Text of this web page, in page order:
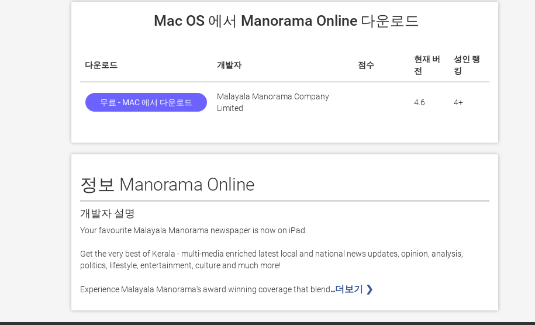
Mac OS 에서 Manorama Online 다운로드
다운로드 개발자 점수
현재 버
전
성인 랭
킹
무료 - MAC 에서 다운로드
Malayala Manorama Company
Limited
4.6 4+
정보 Manorama Online
개발자 설명
Your favourite Malayala Manorama newspaper is now on iPad.
Get the very best of Kerala - multi-media enriched latest local and national news updates, opinion, analysis,
politics, lifestyle, entertainment, culture and much more!
Experience Malayala Manorama's award winning coverage that blend..더보기 ❯